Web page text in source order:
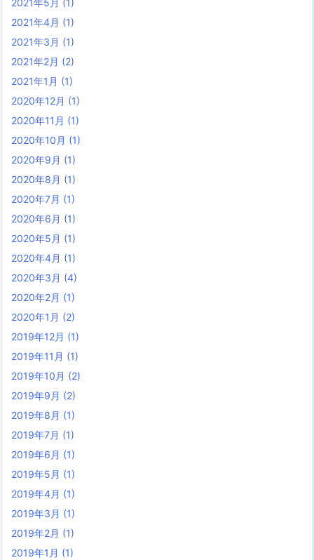
2021年5月 (1)
2021年4月 (1)
2021年3月 (1)
2021年2月 (2)
2021年1月 (1)
2020年12月 (1)
2020年11月 (1)
2020年10月 (1)
2020年9月 (1)
2020年8月 (1)
2020年7月 (1)
2020年6月 (1)
2020年5月 (1)
2020年4月 (1)
2020年3月 (4)
2020年2月 (1)
2020年1月 (2)
2019年12月 (1)
2019年11月 (1)
2019年10月 (2)
2019年9月 (2)
2019年8月 (1)
2019年7月 (1)
2019年6月 (1)
2019年5月 (1)
2019年4月 (1)
2019年3月 (1)
2019年2月 (1)
2019年1月 (1)